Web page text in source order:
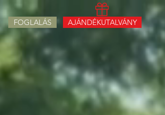
FOGLALÁS AJÁNDÉKUTALVÁNY